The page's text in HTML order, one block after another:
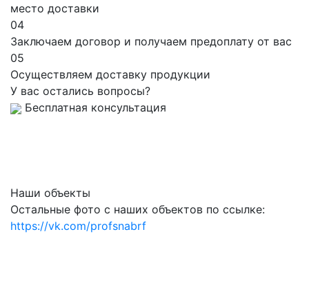
место доставки
04
Заключаем договор и получаем предоплату от вас
05
Осуществляем доставку продукции
У вас остались вопросы?
Бесплатная консультация
Наши объекты
Остальные фото с наших объектов по ссылке:
https://vk.com/profsnabrf